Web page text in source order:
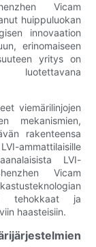
Vicam
huippuluokan
innovaation
erinomaiseen
yritys on
viemärilinjojen
mekanismien,
rakenteensa
ammattilaisille
LVI-
Vicam
tehokkaat ja
haasteisiin.